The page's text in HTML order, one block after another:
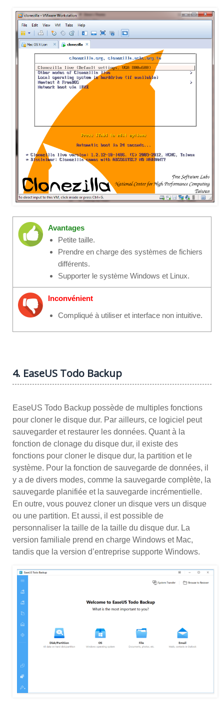
Avantages
Petite taille.
Prendre en charge des systèmes de fichiers
différents.
Supporter le système Windows et Linux.
Inconvénient
Compliqué à utiliser et interface non intuitive.
4. EaseUS Todo Backup
EaseUS Todo Backup possède de multiples fonctions
pour cloner le disque dur. Par ailleurs, ce logiciel peut
sauvegarder et restaurer les données. Quant à la
fonction de clonage du disque dur, il existe des
fonctions pour cloner le disque dur, la partition et le
système. Pour la fonction de sauvegarde de données, il
y a de divers modes, comme la sauvegarde complète, la
sauvegarde planifiée et la sauvegarde incrémentielle.
En outre, vous pouvez cloner un disque vers un disque
ou une partition. Et aussi, il est possible de
personnaliser la taille de la taille du disque dur. La
version familiale prend en charge Windows et Mac,
tandis que la version d’entreprise supporte Windows.